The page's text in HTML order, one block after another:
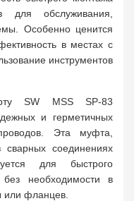
для обслуживания,
Особенно ценится
в местах с
инструментов
SW MSS SP-83
и герметичных
Эта муфта,
соединениях
для быстрого
без необходимости в
или фланцев.